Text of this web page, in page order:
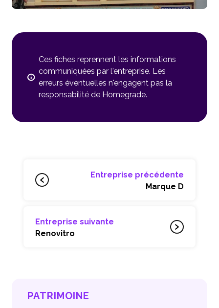
Ces fiches reprennent les informations
communiquées par l'entreprise. Les
erreurs éventuelles n'engagent pas la
responsabilité de Homegrade.
Entreprise précédente
Marque D
Entreprise suivante
Renovitro
PATRIMOINE